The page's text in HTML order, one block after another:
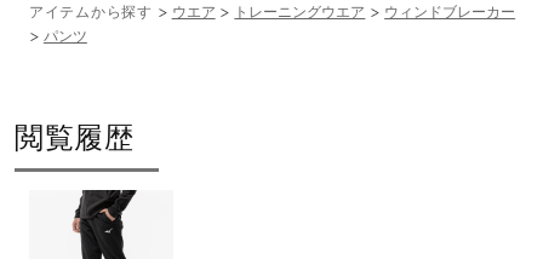
アイテムから探す ウエア トレーニングウエア
ウィンドブレーカー
パンツ
閲覧履歴